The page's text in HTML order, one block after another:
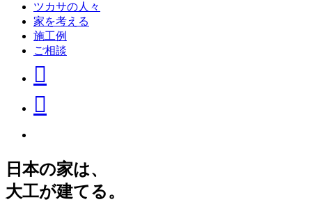
ツカサの人々
家を考える
施工例
ご相談
日本の家は、
大工が建てる。